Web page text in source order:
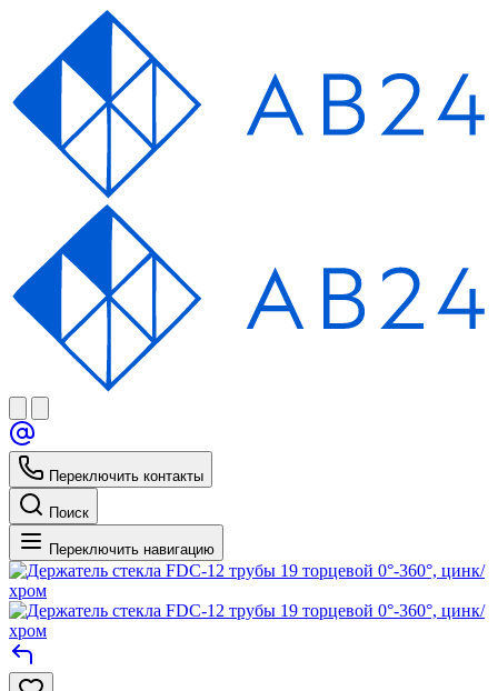
Переключить контакты
Поиск
Переключить навигацию